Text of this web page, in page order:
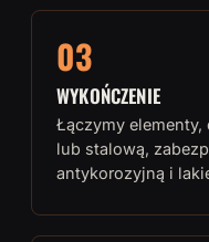
03
WYKOŃCZENIE
Łączymy
lub stalową,
antykorozyjną i